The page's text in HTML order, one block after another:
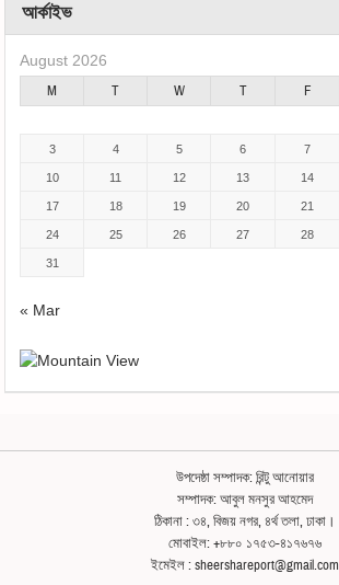
আর্কাইভ
August 2026
M
T W T F
3 4 5 6 7
10 11 12 13 14
17 18 19 20 21
24 25 26 27 28
31
« Mar
উপদেষ্ঠা সম্পাদক: রিন্টু আনোয়ার
সম্পাদক: আবুল মনসুর আহমেদ
ঠিকানা : ৩৪, বিজয় নগর, ৪র্থ তলা, ঢাকা।
মোবাইল: +৮৮০ ১৭৫৩-৪১৭৬৭৬
ইমেইল : sheershareport@gmail.com